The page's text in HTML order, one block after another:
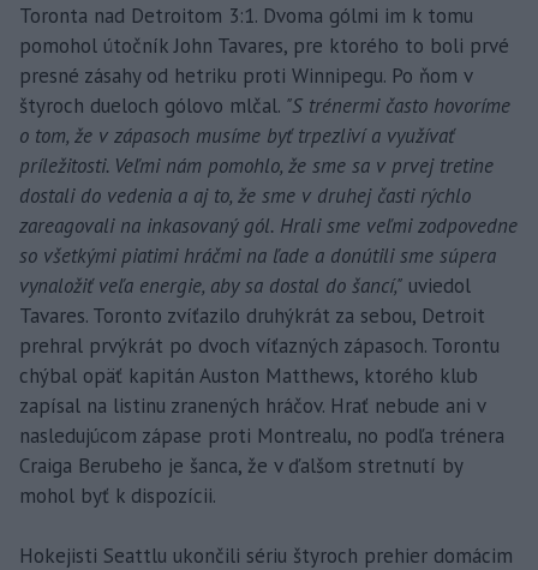
Toronta nad Detroitom 3:1. Dvoma gólmi im k tomu
pomohol útočník John Tavares, pre ktorého to boli prvé
presné zásahy od hetriku proti Winnipegu. Po ňom v
štyroch dueloch gólovo mlčal. "S trénermi často hovoríme
o tom, že v zápasoch musíme byť trpezliví a využívať
príležitosti. Veľmi nám pomohlo, že sme sa v prvej tretine
dostali do vedenia a aj to, že sme v druhej časti rýchlo
zareagovali na inkasovaný gól. Hrali sme veľmi zodpovedne
so všetkými piatimi hráčmi na ľade a donútili sme súpera
vynaložiť veľa energie, aby sa dostal do šancí," uviedol
Tavares. Toronto zvíťazilo druhýkrát za sebou, Detroit
prehral prvýkrát po dvoch víťazných zápasoch. Torontu
chýbal opäť kapitán Auston Matthews, ktorého klub
zapísal na listinu zranených hráčov. Hrať nebude ani v
nasledujúcom zápase proti Montrealu, no podľa trénera
Craiga Berubeho je šanca, že v ďalšom stretnutí by
mohol byť k dispozícii.
Hokejisti Seattlu ukončili sériu štyroch prehier domácim